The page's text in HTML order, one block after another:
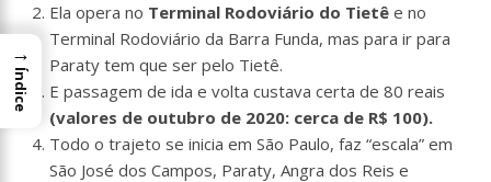
Ela opera no Terminal Rodoviário do Tietê e no
Terminal Rodoviário da Barra Funda, mas para ir para
Paraty tem que ser pelo Tietê.
E passagem de ida e volta custava certa de 80 reais
(valores de outubro de 2020: cerca de R$ 100).
Todo o trajeto se inicia em São Paulo, faz “escala” em
São José dos Campos, Paraty, Angra dos Reis e
→
Índice